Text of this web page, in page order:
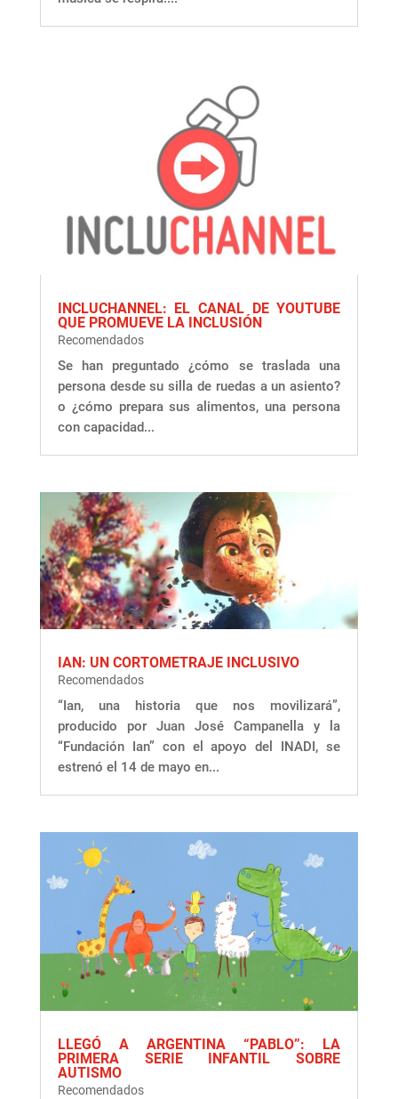
INCLUCHANNEL: EL CANAL DE YOUTUBE
QUE PROMUEVE LA INCLUSIÓN
Recomendados
Se han preguntado ¿cómo se traslada una
persona desde su silla de ruedas a un asiento?
o ¿cómo prepara sus alimentos, una persona
con capacidad...
IAN: UN CORTOMETRAJE INCLUSIVO
Recomendados
“Ian, una historia que nos movilizará”,
producido por Juan José Campanella y la
“Fundación Ian” con el apoyo del INADI, se
estrenó el 14 de mayo en...
LLEGÓ A ARGENTINA “PABLO”: LA
PRIMERA SERIE INFANTIL SOBRE
AUTISMO
Recomendados